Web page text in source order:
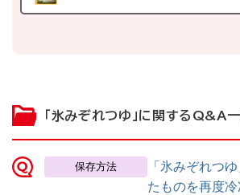
「氷みぞれつゆ」に関するQ&A
保存方法
「氷みぞれつ
たものを再度